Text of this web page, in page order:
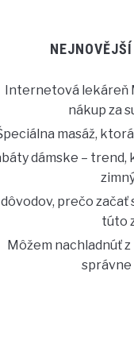
Internetová lekáreň
nákup za
masáž,
dámske – trend,
prečo začať
túto
Môžem nachladnúť
správne